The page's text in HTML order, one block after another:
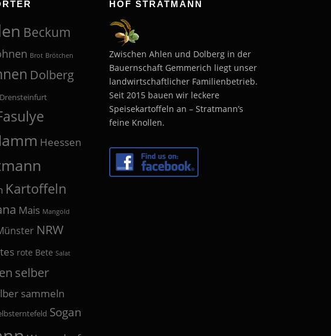
Beckum
Brot Brötchen
Dolberg
Drensteinfurt
Heessen
Kartoffeln
Mais Mangold
NRW
rote Bete Salat
selber
sammeln
Sogan
HOF STRATMANN
Zwischen Ahlen und Dolberg in der
Bauernschaft Gemmerich liegt unser
landwirtschaftlicher Familienbetrieb.
Seit 2015 bauen wir leckere
Speisekartoffeln an – Stratmann’s
feine Knollen.